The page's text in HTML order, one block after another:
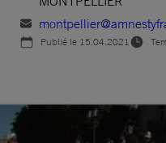
Publié le 15.04.2021